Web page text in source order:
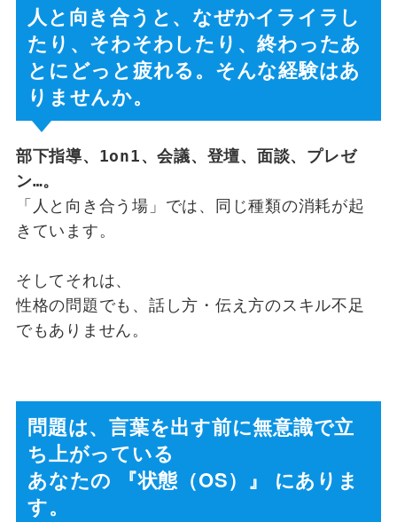
人と向き合うと、なぜかイライラし
たり、そわそわしたり、終わったあ
とにどっと疲れる。そんな経験はあ
りませんか。
部下指導、1on1、会議、登壇、面談、プレゼ
ン…。
「人と向き合う場」では、同じ種類の消耗が起
きています。
そしてそれは、
性格の問題でも、話し方・伝え方のスキル不足
でもありません。
問題は、言葉を出す前に無意識で立
ち上がっている
あなたの 『状態（OS）』 にありま
す。